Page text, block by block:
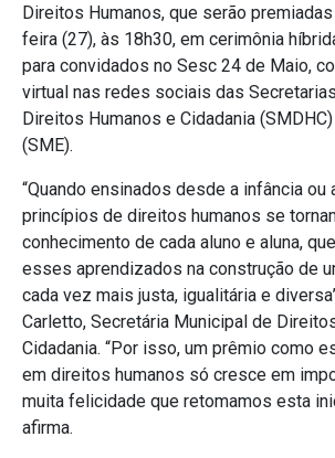
Direitos Humanos, que serão
feira (27), às 18h30, em cerimônia
para convidados no Sesc 24 de Maio,
virtual nas redes sociais das
Direitos Humanos e Cidadania
(SME).
“Quando ensinados desde a infância
princípios de direitos humanos se
conhecimento de cada aluno e aluna,
esses aprendizados na construção de
cada vez mais justa, igualitária e
Carletto, Secretária Municipal de
Cidadania. “Por isso, um prêmio como
em direitos humanos só cresce em
muita felicidade que retomamos esta
afirma.